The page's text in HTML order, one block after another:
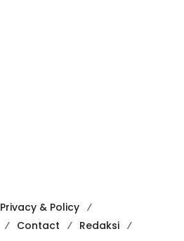
Privacy & Policy
Contact
Redaksi